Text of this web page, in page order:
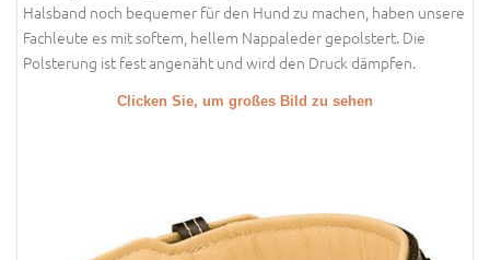
Halsband noch bequemer für den Hund zu machen, haben unsere
Fachleute es mit softem, hellem Nappaleder gepolstert. Die
Polsterung ist fest angenäht und wird den Druck dämpfen.
Clicken Sie, um großes Bild zu sehen